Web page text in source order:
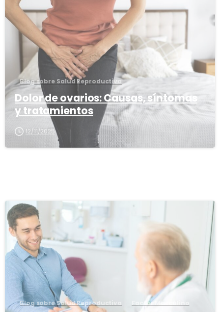
Blog sobre Salud Reproductiva
Dolor de ovarios: Causas, síntomas
y tratamientos
12/11/2025
Blog sobre Salud Reproductiva Factor Masculino